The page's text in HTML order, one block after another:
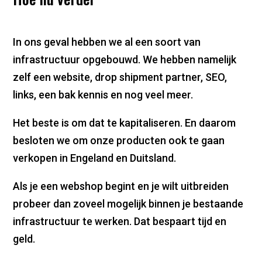
In ons geval hebben we al een soort van
infrastructuur opgebouwd. We hebben namelijk
zelf een website, drop shipment partner, SEO,
links, een bak kennis en nog veel meer.
Het beste is om dat te kapitaliseren. En daarom
besloten we om onze producten ook te gaan
verkopen in Engeland en Duitsland.
Als je een webshop begint en je wilt uitbreiden
probeer dan zoveel mogelijk binnen je bestaande
infrastructuur te werken. Dat bespaart tijd en
geld.